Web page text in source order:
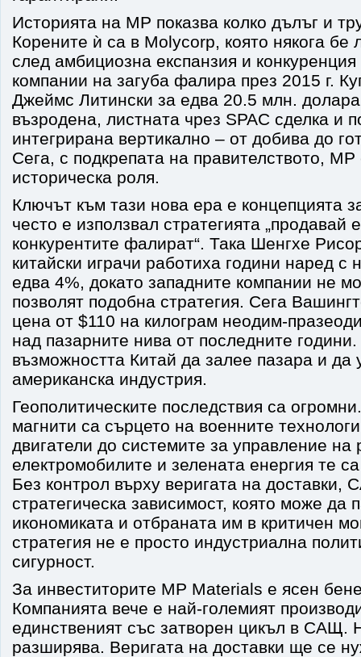
Историята на MP показва колко дълъг и
Корените ѝ са в Molycorp, която някога
след амбициозна експанзия и конкуренция
компании на загуба фалира през 2015 г.
Джеймс Литински за едва 20.5 млн.
възродена, листната чрез SPAC сделка и
интегрирана вертикално – от добива до
Сега, с подкрепата на правителството, MP
историческа роля.
Ключът към тази нова ера е концепцията
често е използвал стратегията „продавай
конкурентите фалират“. Така Шенгхе
китайски играчи работиха години наред с
едва 4%, докато западните компании не
позволят подобна стратегия. Сега
цена от $110 на килограм неодим-
над пазарните нива от последните
възможността Китай да залее пазара и да
американска индустрия.
Геополитическите последствия са
магнити са сърцето на военните
двигатели до системите за управление на
електромобилите и зелената енергия те
Без контрол върху веригата на доставки,
стратегическа зависимост, която може да
икономиката и отбраната им в критичен
стратегия не е просто индустриална
сигурност.
За инвеститорите MP Materials е ясен
Компанията вече е най-големият
единственият със затворен цикъл в САЩ.
разширява. Веригата на доставки ще се